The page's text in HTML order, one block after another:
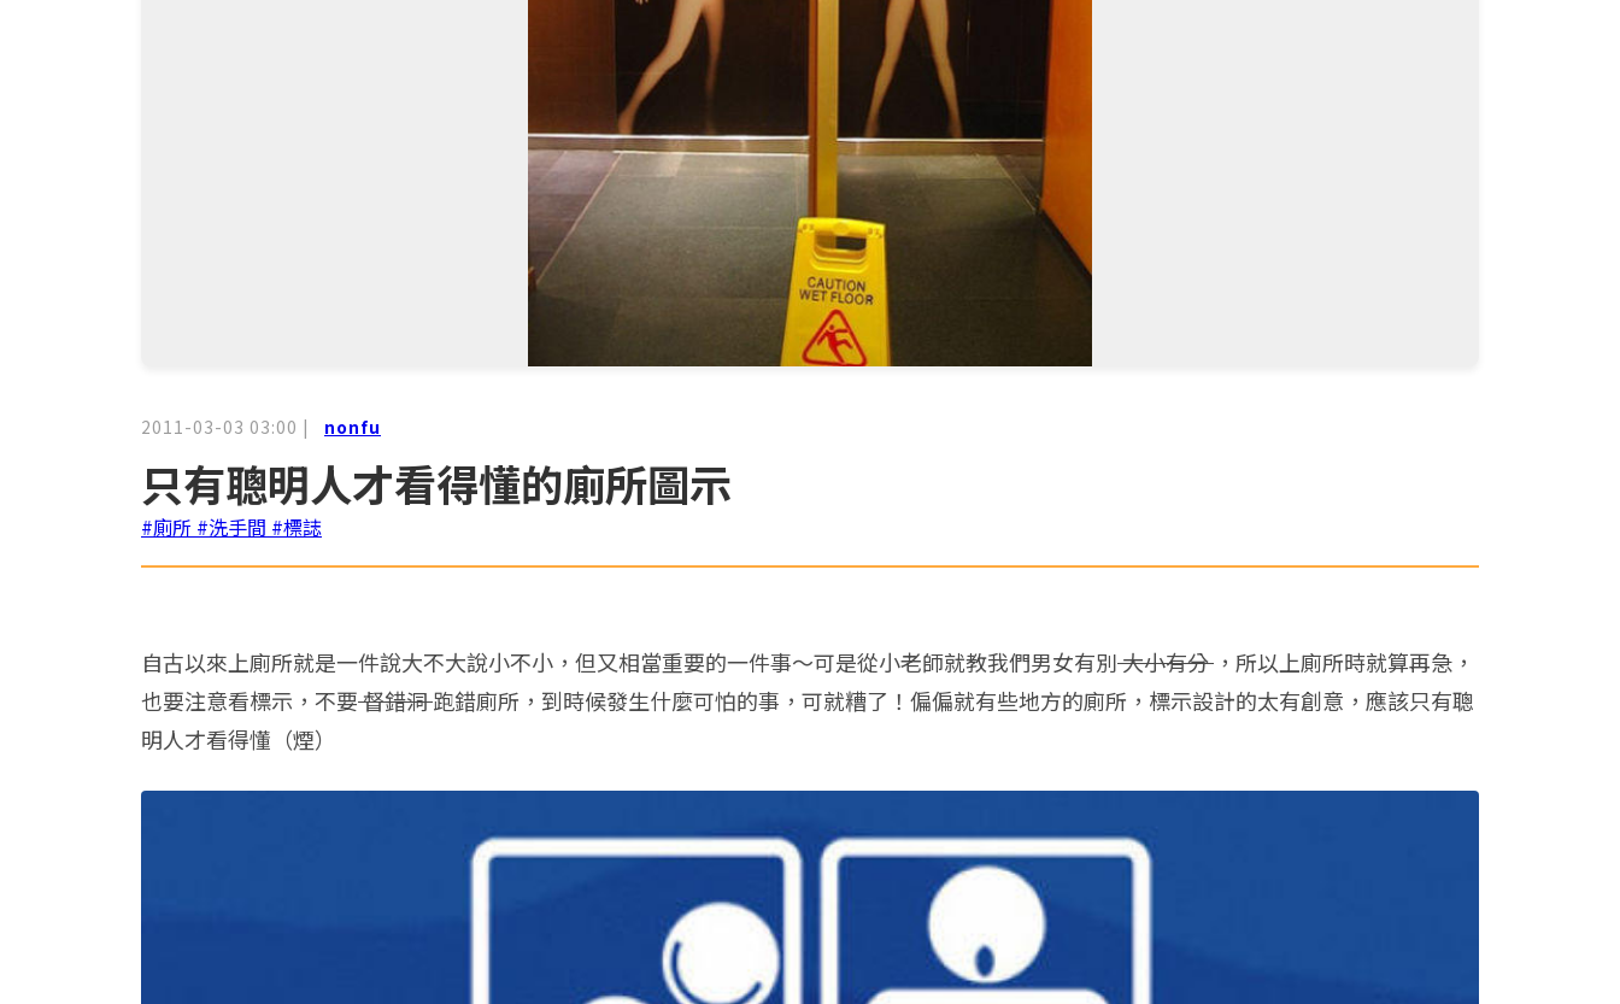
2011-03-03 03:00 | nonfu
只有聰明人才看得懂的廁所圖示
#廁所 #洗手間 #標誌
自古以來上廁所就是一件說大不大說小不小，但又相當重要的一件事～可是從小老師就教我們男女有別大小有分 ，所以上廁所時就算再急，
也要注意看標示，不要督錯洞跑錯廁所，到時候發生什麼可怕的事，可就糟了！偏偏就有些地方的廁所，標示設計的太有創意，應該只有聰
明人才看得懂（煙）